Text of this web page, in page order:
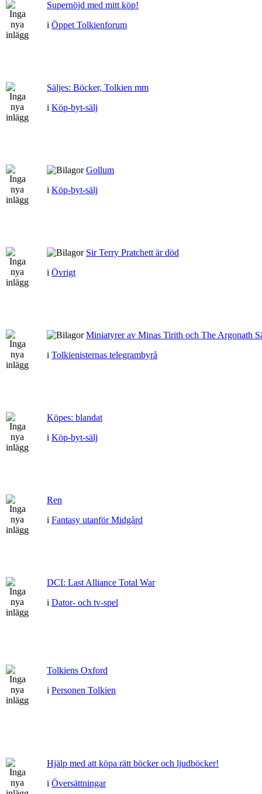
Supernöjd med mitt köp!
i Öppet Tolkienforum
Säljes: Böcker, Tolkien mm
i Köp-byt-sälj
Gollum
i Köp-byt-sälj
Sir Terry Pratchett är död
i Övrigt
Miniatyrer av Minas Tirith och The Argonath
i Tolkienisternas telegrambyrå
Köpes: blandat
i Köp-byt-sälj
Ren
i Fantasy utanför Midgård
DCI: Last Alliance Total War
i Dator- och tv-spel
Tolkiens Oxford
i Personen Tolkien
Hjälp med att köpa rätt böcker och ljudböcker!
i Översättningar